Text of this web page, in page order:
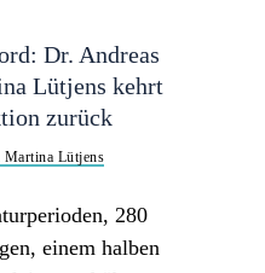
Dr. Andreas
Lütjens kehrt
zurück
Martina Lütjens
280
einem halben